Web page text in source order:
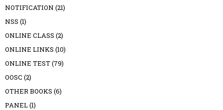
NOTIFICATION (21)
NSS (1)
ONLINE CLASS (2)
ONLINE LINKS (10)
ONLINE TEST(79)
OOSC (2)
OTHER BOOKS (6)
PANEL(1)